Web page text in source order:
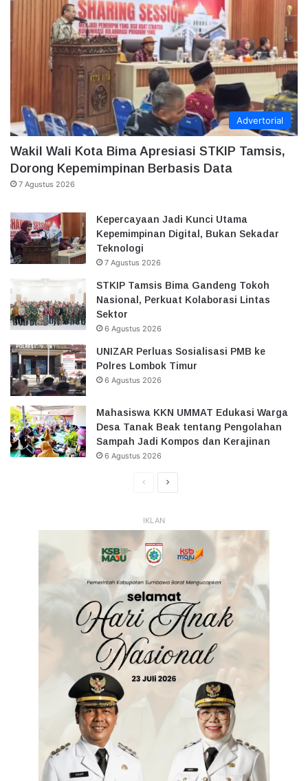
Advertorial
Wakil Wali Kota Bima Apresiasi STKIP Tamsis,
Dorong Kepemimpinan Berbasis Data
7 Agustus 2026
Kepercayaan Jadi Kunci Utama
Kepemimpinan Digital, Bukan Sekadar
Teknologi
7 Agustus 2026
STKIP Tamsis Bima Gandeng Tokoh
Nasional, Perkuat Kolaborasi Lintas
Sektor
6 Agustus 2026
UNIZAR Perluas Sosialisasi PMB ke
Polres Lombok Timur
6 Agustus 2026
Mahasiswa KKN UMMAT Edukasi Warga
Desa Tanak Beak tentang Pengolahan
Sampah Jadi Kompos dan Kerajinan
6 Agustus 2026
HalamanHalaman
IKLAN